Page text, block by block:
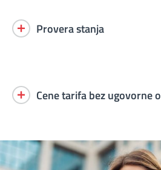
Provera stanja
Cene tarifa bez ugovorne